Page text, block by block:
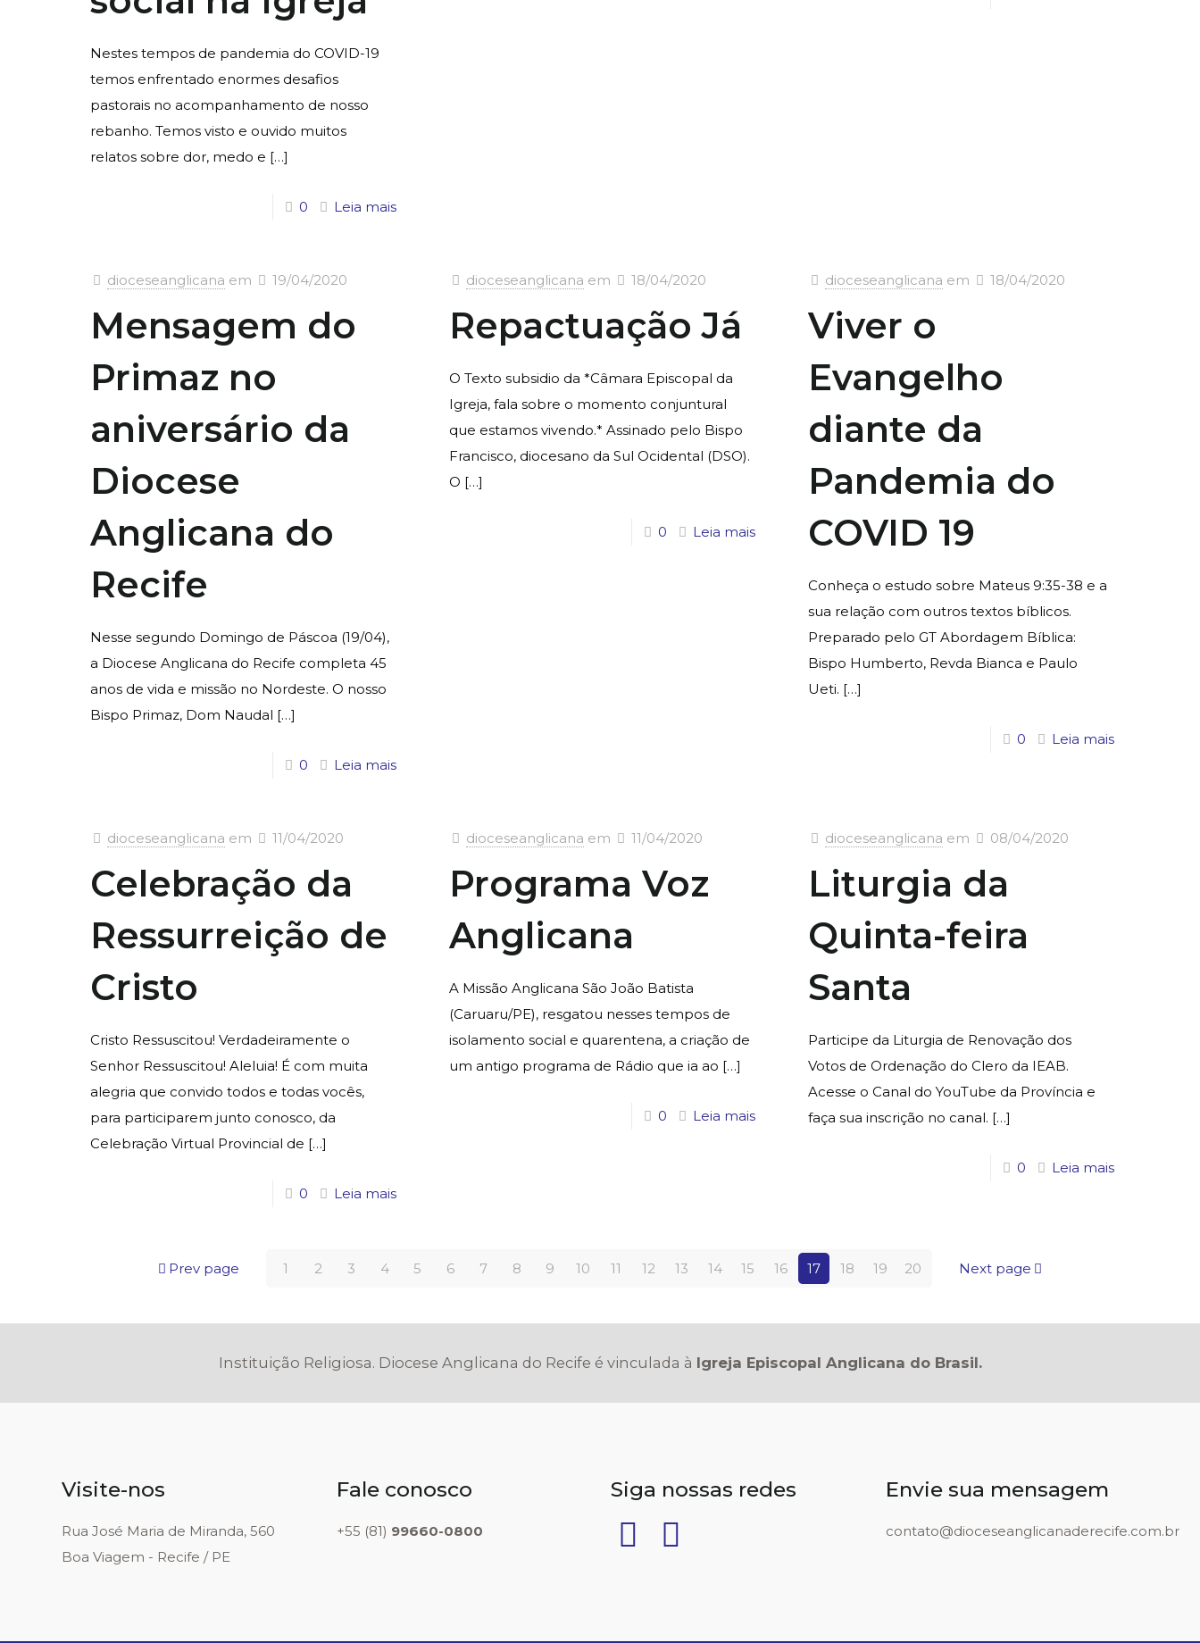
Nestes tempos de pandemia do COVID-19
temos enfrentado enormes desafios
pastorais no acompanhamento de nosso
rebanho. Temos visto e ouvido muitos
relatos sobre dor, medo e […]
0 Leia mais
dioceseanglicana em 19/04/2020
Mensagem do
Primaz no
aniversário da
Diocese
Anglicana do
Recife
Nesse segundo Domingo de Páscoa (19/04),
a Diocese Anglicana do Recife completa 45
anos de vida e missão no Nordeste. O nosso
Bispo Primaz, Dom Naudal […]
0 Leia mais
dioceseanglicana em 18/04/2020
Repactuação Já
O Texto subsidio da *Câmara Episcopal da
Igreja, fala sobre o momento conjuntural
que estamos vivendo.* Assinado pelo Bispo
Francisco, diocesano da Sul Ocidental (DSO).
O […]
0 Leia mais
dioceseanglicana em 18/04/2020
Viver o
Evangelho
diante da
Pandemia do
COVID 19
Conheça o estudo sobre Mateus 9:35-38 e a
sua relação com outros textos bíblicos.
Preparado pelo GT Abordagem Bíblica:
Bispo Humberto, Revda Bianca e Paulo
Ueti. […]
0 Leia mais
dioceseanglicana em 11/04/2020
Celebração da
Ressurreição de
Cristo
Cristo Ressuscitou! Verdadeiramente o
Senhor Ressuscitou! Aleluia! É com muita
alegria que convido todos e todas vocês,
para participarem junto conosco, da
Celebração Virtual Provincial de […]
0 Leia mais
dioceseanglicana em 11/04/2020
Programa Voz
Anglicana
A Missão Anglicana São João Batista
(Caruaru/PE), resgatou nesses tempos de
isolamento social e quarentena, a criação de
um antigo programa de Rádio que ia ao […]
0 Leia mais
dioceseanglicana em 08/04/2020
Liturgia da
Quinta-feira
Santa
Participe da Liturgia de Renovação dos
Votos de Ordenação do Clero da IEAB.
Acesse o Canal do YouTube da Província e
faça sua inscrição no canal. […]
0 Leia mais
Prev page 1 2 3 4 5 6 7 8 9 10 11 12 13 14 15 16 17 18 19 20 Next page
Instituição Religiosa. Diocese Anglicana do Recife é vinculada à Igreja Episcopal Anglicana do Brasil.
Visite-nos
Rua José Maria de Miranda, 560
Boa Viagem - Recife / PE
Fale conosco
+55 (81) 99660-0800
Siga nossas redes Envie sua mensagem
contato@dioceseanglicanaderecife.com.br